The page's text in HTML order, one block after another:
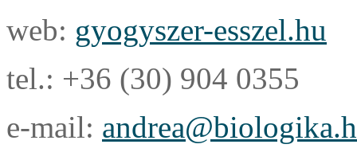
web: gyogyszer-esszel.hu
tel.: +36 (30) 904 0355
e-mail: